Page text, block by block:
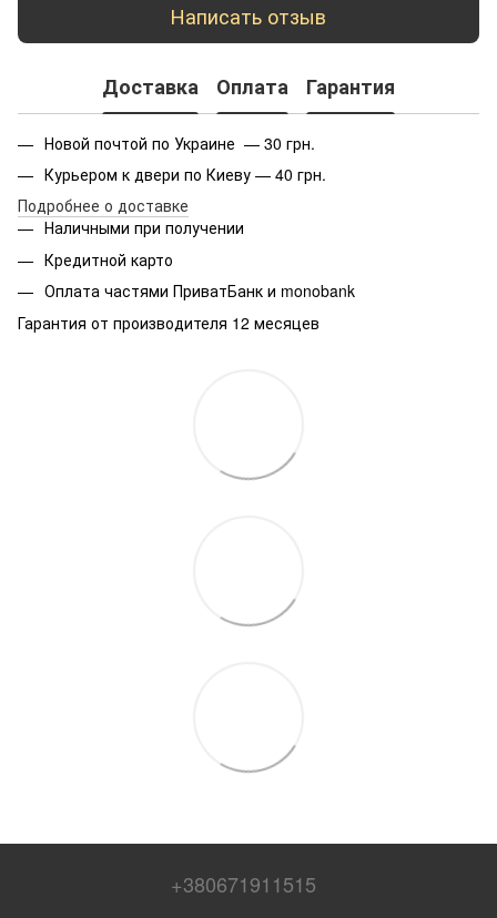
Написать отзыв
Доставка Оплата Гарантия
Новой почтой по Украине — 30 грн.
Курьером к двери по Киеву — 40 грн.
Подробнее о доставке
Наличными при получении
Кредитной карто
Оплата частями ПриватБанк и monobank
Гарантия от производителя 12 месяцев
+380671911515